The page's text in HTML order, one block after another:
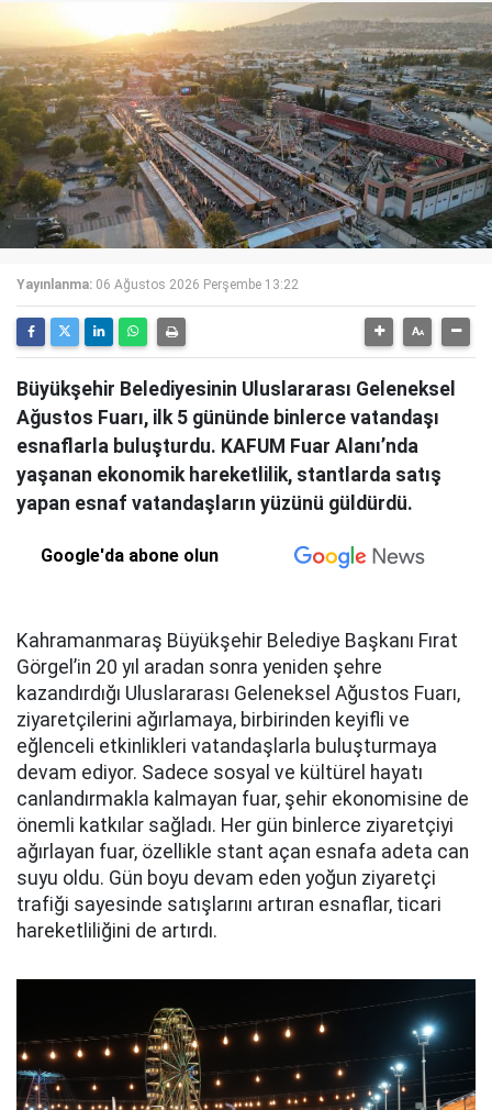
Yayınlanma: 06 Ağustos 2026 Perşembe 13:22
Büyükşehir Belediyesinin Uluslararası Geleneksel
Ağustos Fuarı, ilk 5 gününde binlerce vatandaşı
esnaflarla buluşturdu. KAFUM Fuar Alanı’nda
yaşanan ekonomik hareketlilik, stantlarda satış
yapan esnaf vatandaşların yüzünü güldürdü.
Google'da abone olun
Kahramanmaraş Büyükşehir Belediye Başkanı Fırat
Görgel’in 20 yıl aradan sonra yeniden şehre
kazandırdığı Uluslararası Geleneksel Ağustos Fuarı,
ziyaretçilerini ağırlamaya, birbirinden keyifli ve
eğlenceli etkinlikleri vatandaşlarla buluşturmaya
devam ediyor. Sadece sosyal ve kültürel hayatı
canlandırmakla kalmayan fuar, şehir ekonomisine de
önemli katkılar sağladı. Her gün binlerce ziyaretçiyi
ağırlayan fuar, özellikle stant açan esnafa adeta can
suyu oldu. Gün boyu devam eden yoğun ziyaretçi
trafiği sayesinde satışlarını artıran esnaflar, ticari
hareketliliğini de artırdı.